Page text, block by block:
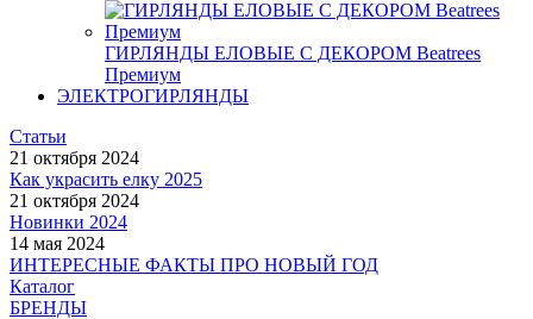
ГИРЛЯНДЫ ЕЛОВЫЕ С ДЕКОРОМ Beatrees
Премиум
ЭЛЕКТРОГИРЛЯНДЫ
Статьи
21 октября 2024
Как украсить елку 2025
21 октября 2024
Новинки 2024
14 мая 2024
ИНТЕРЕСНЫЕ ФАКТЫ ПРО НОВЫЙ ГОД
Каталог
БРЕНДЫ